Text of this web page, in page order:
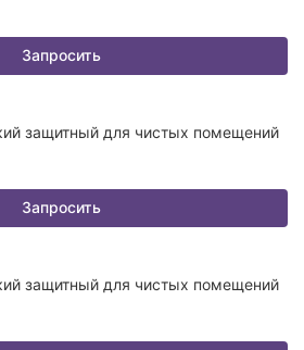
Запросить
защитный для чистых помещений
Запросить
защитный для чистых помещений